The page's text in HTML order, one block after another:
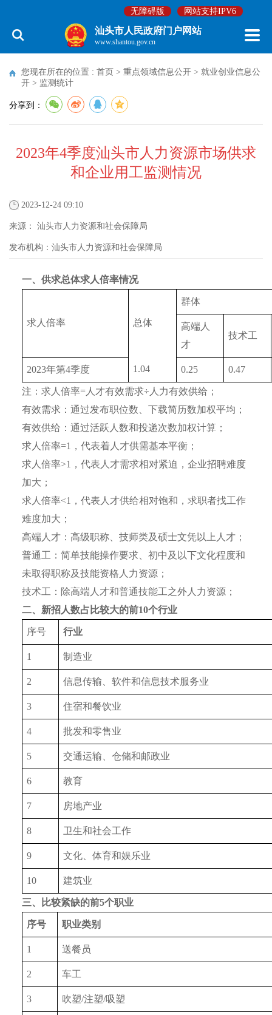
无障碍版 网站支持IPV6
汕头市人民政府门户网站
www.shantou.gov.cn
您现在所在的位置 : 首页 > 重点领域信息公开 > 就业创业信息公
开 > 监测统计
分享到：
2023年4季度汕头市人力资源市场供求
和企业用工监测情况
2023-12-24 09:10
来源： 汕头市人力资源和社会保障局
发布机构： 汕头市人力资源和社会保障局
一、供求总体求人倍率情况
求人倍率 总体
群体
高端人
才
技术工
2023年第4季度 1.04 0.25 0.47
注：求人倍率=人才有效需求÷人力有效供给；
有效需求：通过发布职位数、下载简历数加权平均；
有效供给：通过活跃人数和投递次数加权计算；
求人倍率=1，代表着人才供需基本平衡；
求人倍率>1，代表人才需求相对紧迫，企业招聘难度
加大；
求人倍率<1，代表人才供给相对饱和，求职者找工作
难度加大；
高端人才：高级职称、技师类及硕士文凭以上人才；
普通工：简单技能操作要求、初中及以下文化程度和
未取得职称及技能资格人力资源；
技术工：除高端人才和普通技能工之外人力资源；
二、 新招人数占比较大的前10个行业
序号 行业
1 制造业
2 信息传输、软件和信息技术服务业
3 住宿和餐饮业
4 批发和零售业
5 交通运输、仓储和邮政业
6 教育
7 房地产业
8 卫生和社会工作
9 文化、体育和娱乐业
10 建筑业
三、 比较紧缺的前5个职业
序号 职业类别
1 送餐员
2 车工
3 吹塑/注塑/吸塑